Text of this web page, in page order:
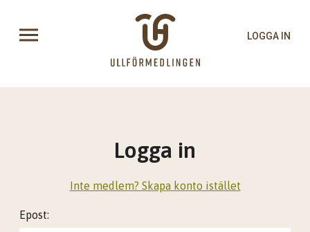
LOGGA IN
Logga in
Inte medlem? Skapa konto istället
Epost: